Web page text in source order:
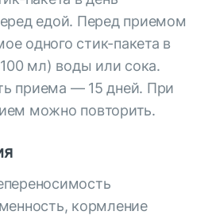
едой. Перед приемом
одного стик-пакета в
мл) воды или сока.
приема — 15 дней. При
можно повторить.
кормление